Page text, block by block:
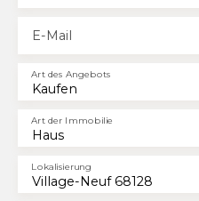
E-Mail
Kaufen
Art des Angebots
Haus
Art der Immobilie
Village-Neuf 68128
Lokalisierung